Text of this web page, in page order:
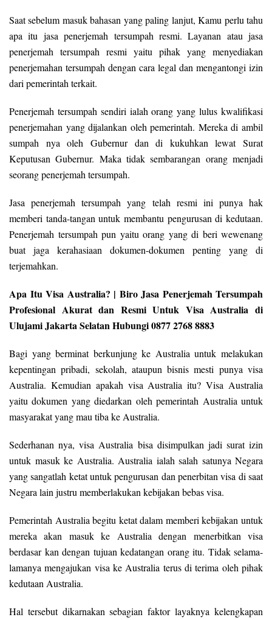
Saat sebelum masuk bahasan yang paling lanjut, Kamu perlu tahu
apa itu jasa penerjemah tersumpah resmi. Layanan atau jasa
penerjemah tersumpah resmi yaitu pihak yang menyediakan
penerjemahan tersumpah dengan cara legal dan mengantongi izin
dari pemerintah terkait.
Penerjemah tersumpah sendiri ialah orang yang lulus kwalifikasi
penerjemahan yang dijalankan oleh pemerintah. Mereka di ambil
sumpah nya oleh Gubernur dan di kukuhkan lewat Surat
Keputusan Gubernur. Maka tidak sembarangan orang menjadi
seorang penerjemah tersumpah.
Jasa penerjemah tersumpah yang telah resmi ini punya hak
memberi tanda-tangan untuk membantu pengurusan di kedutaan.
Penerjemah tersumpah pun yaitu orang yang di beri wewenang
buat jaga kerahasiaan dokumen-dokumen penting yang di
terjemahkan.
Apa Itu Visa Australia? | Biro Jasa Penerjemah Tersumpah
Profesional Akurat dan Resmi Untuk Visa Australia di
Ulujami Jakarta Selatan Hubungi 0877 2768 8883
Bagi yang berminat berkunjung ke Australia untuk melakukan
kepentingan pribadi, sekolah, ataupun bisnis mesti punya visa
Australia. Kemudian apakah visa Australia itu? Visa Australia
yaitu dokumen yang diedarkan oleh pemerintah Australia untuk
masyarakat yang mau tiba ke Australia.
Sederhanan nya, visa Australia bisa disimpulkan jadi surat izin
untuk masuk ke Australia. Australia ialah salah satunya Negara
yang sangatlah ketat untuk pengurusan dan penerbitan visa di saat
Negara lain justru memberlakukan kebijakan bebas visa.
Pemerintah Australia begitu ketat dalam memberi kebijakan untuk
mereka akan masuk ke Australia dengan menerbitkan visa
berdasar kan dengan tujuan kedatangan orang itu. Tidak selama-
lamanya mengajukan visa ke Australia terus di terima oleh pihak
kedutaan Australia.
Hal tersebut dikarnakan sebagian faktor layaknya kelengkapan